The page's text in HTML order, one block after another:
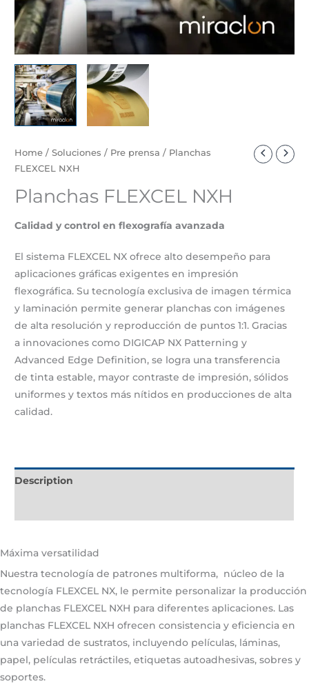
Home /Soluciones / Pre prensa / Planchas
FLEXCEL NXH
Planchas FLEXCEL NXH
Calidad y control en flexografía avanzada
El sistema FLEXCEL NX ofrece alto desempeño para
aplicaciones gráficas exigentes en impresión
flexográfica. Su tecnología exclusiva de imagen térmica
y laminación permite generar planchas con imágenes
de alta resolución y reproducción de puntos 1:1. Gracias
a innovaciones como DIGICAP NX Patterning y
Advanced Edge Definition, se logra una transferencia
de tinta estable, mayor contraste de impresión, sólidos
uniformes y textos más nítidos en producciones de alta
calidad.
Description
Máxima versatilidad
Nuestra tecnología de patrones multiforma, núcleo de la
tecnología FLEXCEL NX, le permite personalizar la producción
de planchas FLEXCEL NXH para diferentes aplicaciones. Las
planchas FLEXCEL NXH ofrecen consistencia y eficiencia en
una variedad de sustratos, incluyendo películas, láminas,
papel, películas retráctiles, etiquetas autoadhesivas, sobres y
soportes.